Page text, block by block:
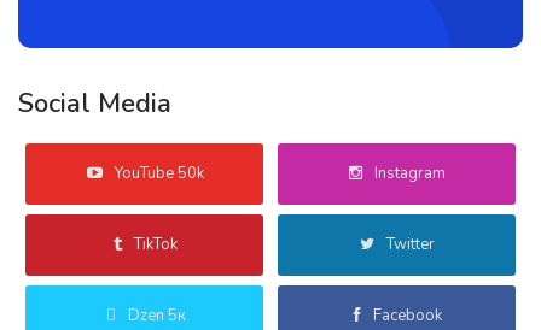
Social Media
YouTube 50k Instagram
TikTok Twitter
Dzen 5к Facebook